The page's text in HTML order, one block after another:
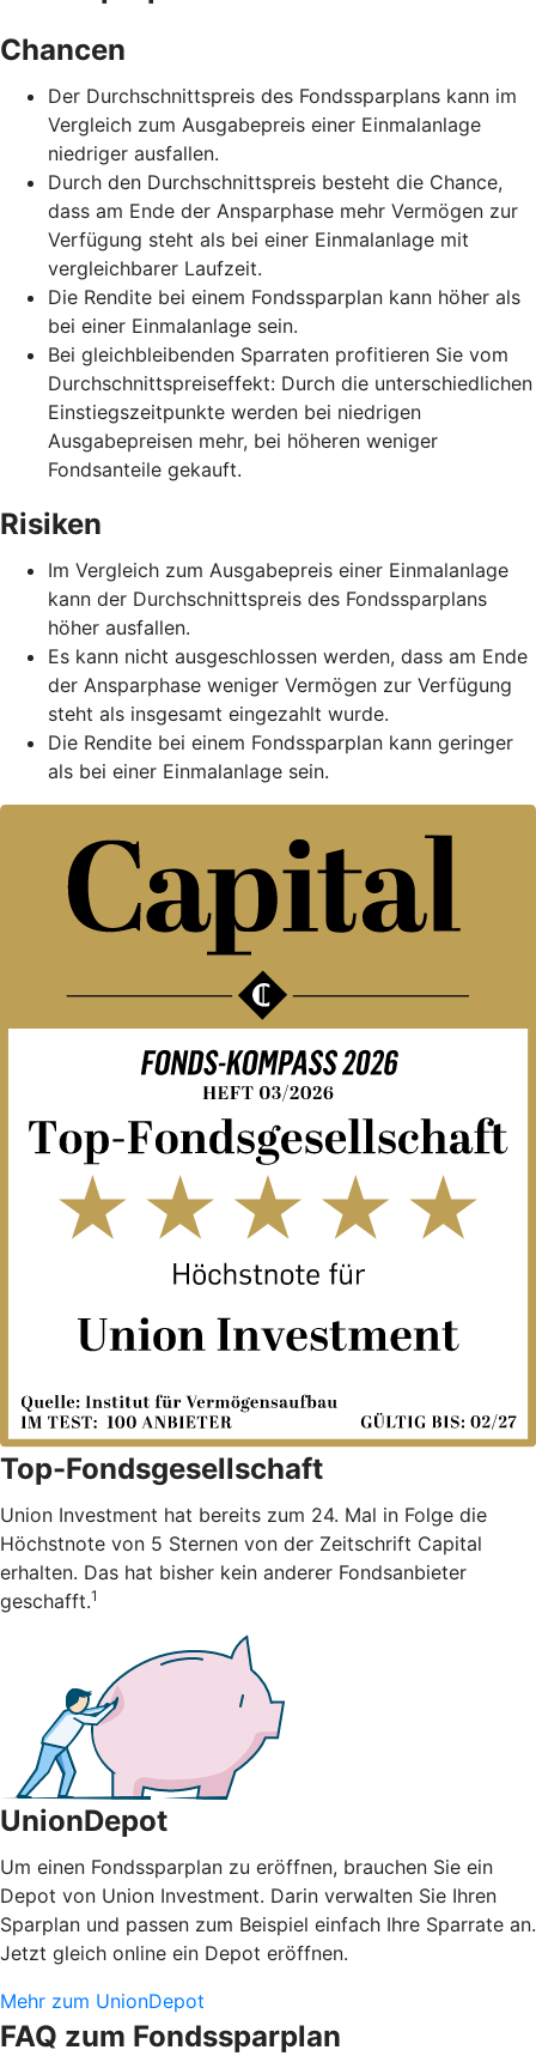
Chancen
Der Durchschnittspreis des Fondssparplans kann im
Vergleich zum Ausgabepreis einer Einmalanlage
niedriger ausfallen.
Durch den Durchschnittspreis besteht die Chance,
dass am Ende der Ansparphase mehr Vermögen zur
Verfügung steht als bei einer Einmalanlage mit
vergleichbarer Laufzeit.
Die Rendite bei einem Fondssparplan kann höher als
bei einer Einmalanlage sein.
Bei gleichbleibenden Sparraten profitieren Sie vom
Durchschnittspreiseffekt: Durch die unterschiedlichen
Einstiegszeitpunkte werden bei niedrigen
Ausgabepreisen mehr, bei höheren weniger
Fondsanteile gekauft.
Risiken
Im Vergleich zum Ausgabepreis einer Einmalanlage
kann der Durchschnittspreis des Fondssparplans
höher ausfallen.
Es kann nicht ausgeschlossen werden, dass am Ende
der Ansparphase weniger Vermögen zur Verfügung
steht als insgesamt eingezahlt wurde.
Die Rendite bei einem Fondssparplan kann geringer
als bei einer Einmalanlage sein.
Top-Fondsgesellschaft
Union Investment hat bereits zum 24. Mal in Folge die
Höchstnote von 5 Sternen von der Zeitschrift Capital
erhalten. Das hat bisher kein anderer Fondsanbieter
geschafft.1
UnionDepot
Um einen Fondssparplan zu eröffnen, brauchen Sie ein
Depot von Union Investment. Darin verwalten Sie Ihren
Sparplan und passen zum Beispiel einfach Ihre Sparrate an.
Jetzt gleich online ein Depot eröffnen.
Mehr zum UnionDepot
FAQ zum Fondssparplan